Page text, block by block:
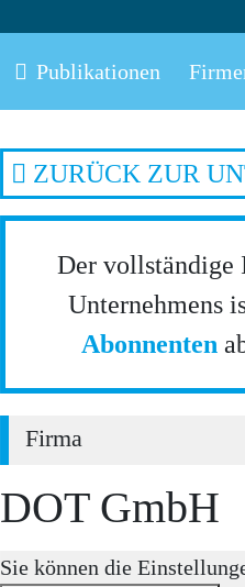
Publikationen
ZURÜCK ZUR
Der vollständige
Unternehmens
Abonnenten
Firma
DOT GmbH
Sie können die